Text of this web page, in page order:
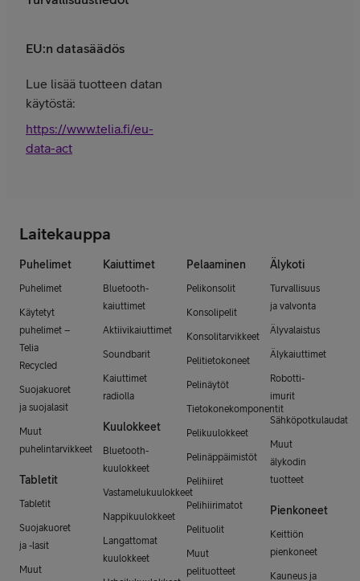
EU:n datasäädös
Lue lisää tuotteen datan
käytöstä:
https://www.telia.fi/eu-
data-act
Laitekauppa
Puhelimet
Puhelimet
Käytetyt
puhelimet –
Telia
Recycled
Suojakuoret
ja suojalasit
Muut
puhelintarvikkeet
Tabletit
Tabletit
Suojakuoret
ja -lasit
Muut
Kaiuttimet
Bluetooth-
kaiuttimet
Aktiivikaiuttimet
Soundbarit
Kaiuttimet
radiolla
Kuulokkeet
Bluetooth-
kuulokkeet
Vastamelukuulokkeet
Nappikuulokkeet
Langattomat
kuulokkeet
Pelaaminen
Pelikonsolit
Konsolipelit
Konsolitarvikkeet
Pelitietokoneet
Pelinäytöt
Tietokonekomponentit
Pelikuulokkeet
Pelinäppäimistöt
Pelihiiret
Pelihiirimatot
Pelituolit
Muut
pelituotteet
Älykoti
Turvallisuus
ja valvonta
Älyvalaistus
Älykaiuttimet
Robotti-
imurit
Sähköpotkulaudat
Muut
älykodin
tuotteet
Pienkoneet
Keittiön
pienkoneet
Kauneus ja